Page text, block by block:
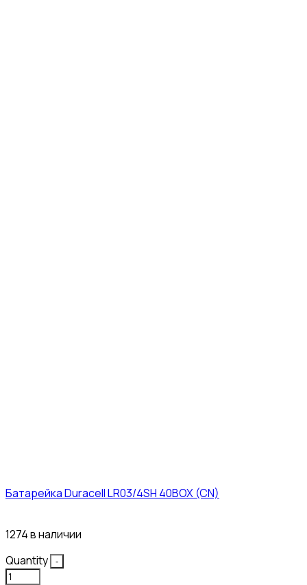
Батарейка Duracell LR03/4SH 40BOX (CN)
1274 в наличии
Quantity
-